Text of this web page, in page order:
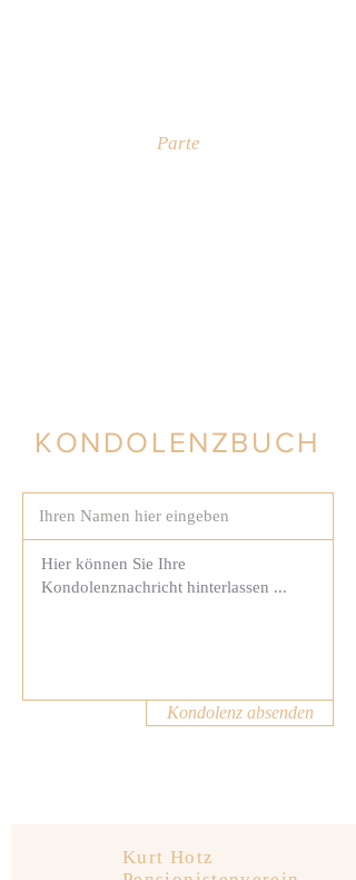
Parte
KONDOLENZBUCH
Kondolenz absenden
Kurt Hotz